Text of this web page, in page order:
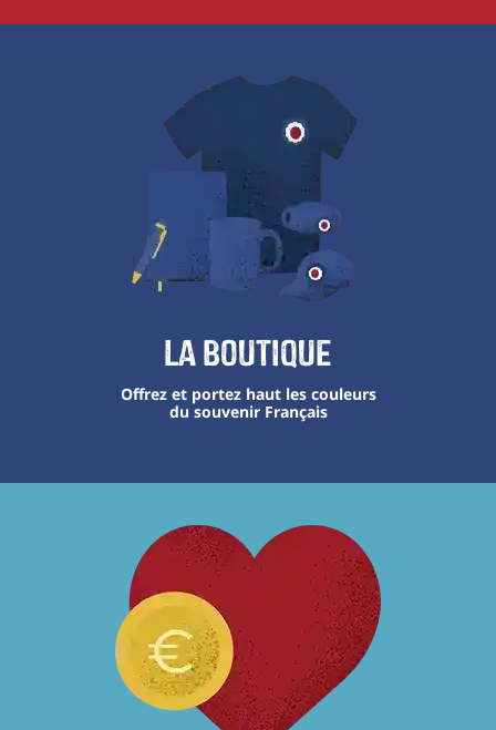
La boutique
Offrez et portez haut les couleurs
du souvenir Français